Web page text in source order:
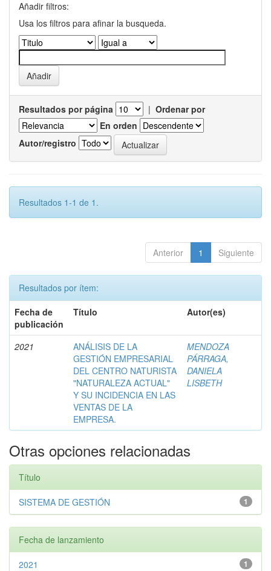
Añadir filtros:
Usa los filtros para afinar la busqueda.
Resultados por página | Ordenar por
En orden
Autor/registro
Resultados 1-1 de 1.
Anterior 1 Siguiente
Resultados por ítem:
Fecha de
publicación
Título Autor(es)
2021
ANÁLISIS DE LA
GESTIÓN EMPRESARIAL
DEL CENTRO NATURISTA
"NATURALEZA ACTUAL"
Y SU INCIDENCIA EN LAS
VENTAS DE LA
EMPRESA.
MENDOZA
PÁRRAGA,
DANIELA
LISBETH
Otras opciones relacionadas
Título
1
SISTEMA DE GESTIÓN
Fecha de lanzamiento
1
2021